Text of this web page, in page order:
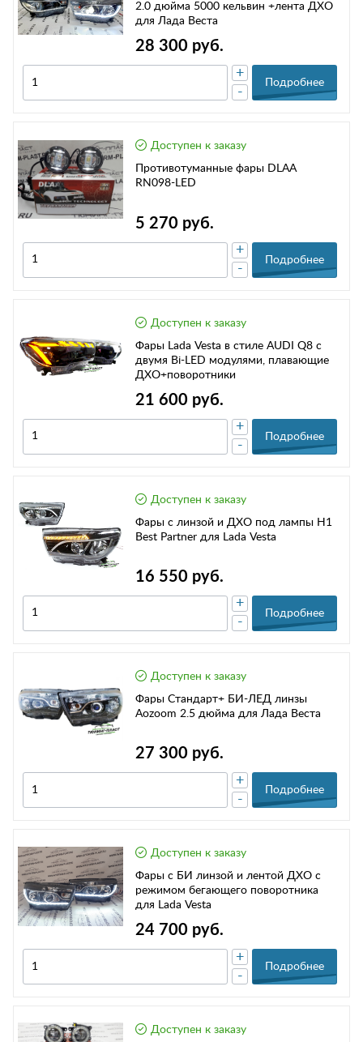
2.0 дюйма 5000 кельвин +лента ДХО
для Лада Веста
28 300 руб.
-
+
Подробнее
Доступен к заказу
Противотуманные фары DLAA
RN098-LED
5 270 руб.
-
+
Подробнее
Доступен к заказу
Фары Lada Vesta в стиле AUDI Q8 с
двумя Bi-LED модулями, плавающие
ДХО+поворотники
21 600 руб.
-
+
Подробнее
Доступен к заказу
Фары с линзой и ДХО под лампы Н1
Best Partner для Lada Vesta
16 550 руб.
-
+
Подробнее
Доступен к заказу
Фары Стандарт+ БИ-ЛЕД линзы
Аozoom 2.5 дюйма для Лада Веста
27 300 руб.
-
+
Подробнее
Доступен к заказу
Фары с БИ линзой и лентой ДХО с
режимом бегающего поворотника
для Lada Vesta
24 700 руб.
-
+
Подробнее
Доступен к заказу